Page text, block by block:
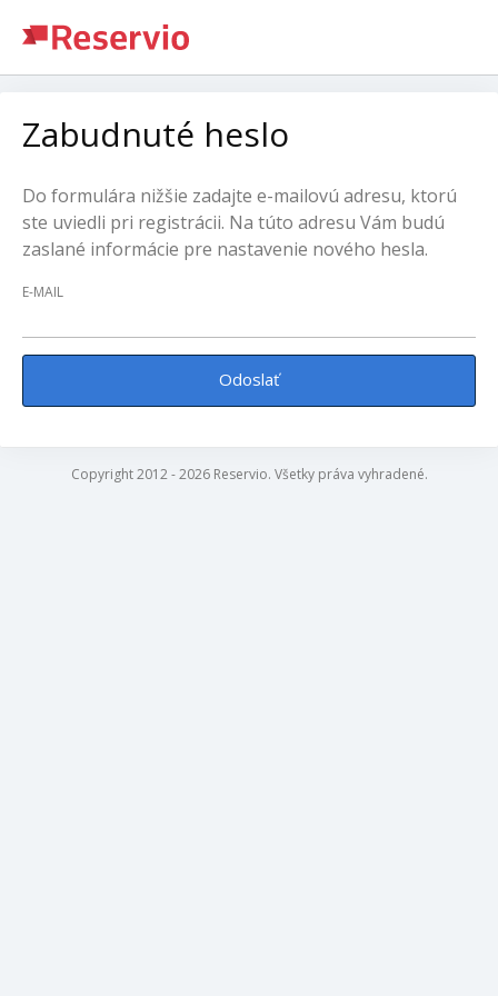
Zabudnuté heslo
Do formulára nižšie zadajte e-mailovú adresu, ktorú
ste uviedli pri registrácii. Na túto adresu Vám budú
zaslané informácie pre nastavenie nového hesla.
E-MAIL
Odoslať
Copyright 2012 - 2026 Reservio. Všetky práva vyhradené.